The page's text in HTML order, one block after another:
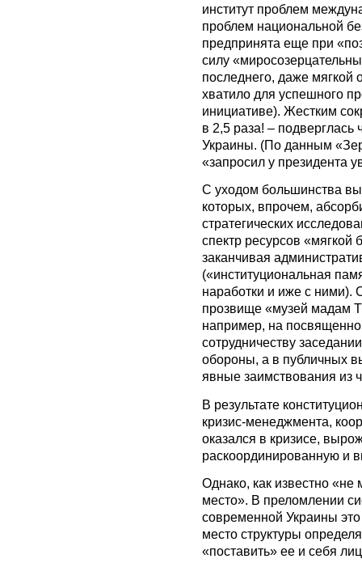
институт проблем
проблем национальной
предпринята еще при
силу
последнего, даже
хватило для успешного
инициативе). Жестким
в 2,5 раза! –
Украины. (По данным
«запросил у президента
С уходом большинства
которых, впрочем,
стратегических
спектр ресурсов «мягкой
заканчивая
(«институциональная
наработки и иже с ними).
прозвище «музей мадам
например, на
сотрудничеству
обороны, а в публичных
явные заимствования из
В результате
кризис-менеджмента,
оказался в кризисе,
раскоординированную и
Однако, как известно «не
место». В преломлении
современной Украины это
место структуры
«поставить» ее и себя